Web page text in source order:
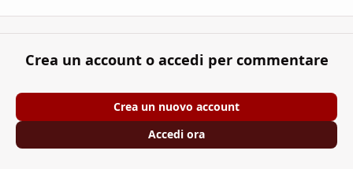
Crea un account o accedi per commentare
Crea un nuovo account
Accedi ora